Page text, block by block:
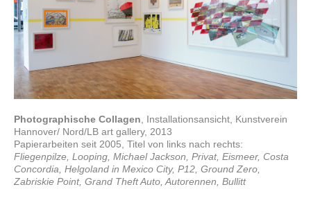
Photographische Collagen , Installationsansicht, Kunstverein
Hannover/ Nord/LB art gallery, 2013
Papierarbeiten seit 2005, Titel von links nach rechts:
Fliegenpilze, Looping, Michael Jackson, Privat, Eismeer, Costa
Concordia, Helgoland in Mexico City, P12, Ground Zero,
Zabriskie Point, Grand Theft Auto, Autorennen, Bullitt